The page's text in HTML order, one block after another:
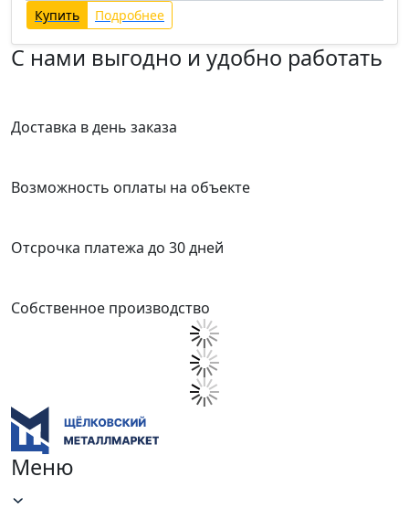
Купить Подробнее
С нами выгодно и удобно работать
Доставка в день заказа
Возможность оплаты на объекте
Отсрочка платежа до 30 дней
Собственное производство
Меню